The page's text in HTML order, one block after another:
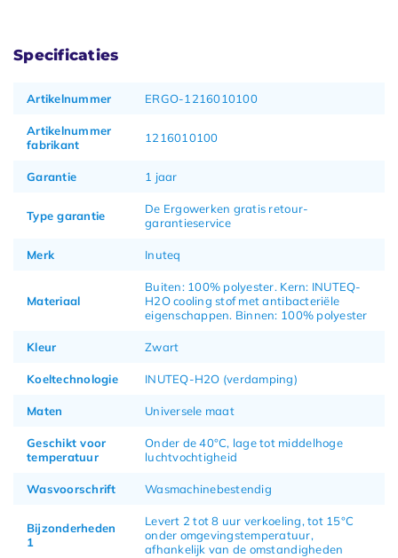
Specificaties
Artikelnummer ERGO-1216010100
Artikelnummer
fabrikant
1216010100
Garantie 1 jaar
Type garantie
De Ergowerken gratis retour-
garantieservice
Merk Inuteq
Materiaal
Buiten: 100% polyester. Kern: INUTEQ-
H2O cooling stof met antibacteriële
eigenschappen. Binnen: 100% polyester
Kleur Zwart
Koeltechnologie INUTEQ-H2O (verdamping)
Maten Universele maat
Geschikt voor
temperatuur
Onder de 40°C, lage tot middelhoge
luchtvochtigheid
Wasvoorschrift Wasmachinebestendig
Bijzonderheden
1
Levert 2 tot 8 uur verkoeling, tot 15°C
onder omgevingstemperatuur,
afhankelijk van de omstandigheden